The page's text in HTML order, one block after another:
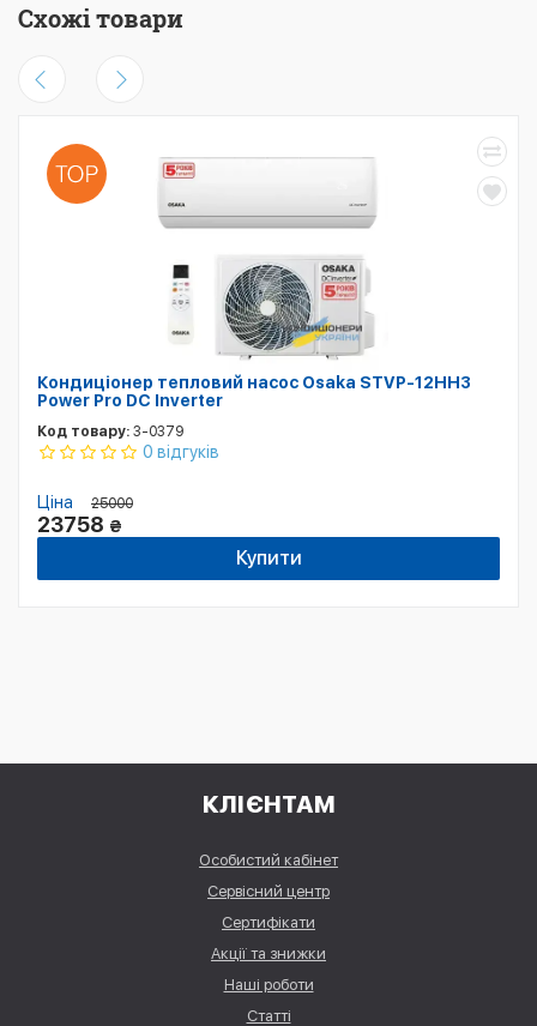
Схожі товари
Кондиціонер тепловий насос Osaka STVP-12HH3
Power Pro DC Inverter
Код товару: 3-0379
0 відгуків
Ціна 25000
23758 ₴
Купити
КЛІЄНТАМ
Особистий кабінет
Сервісний центр
Сертифікати
Акції та знижки
Наші роботи
Статті